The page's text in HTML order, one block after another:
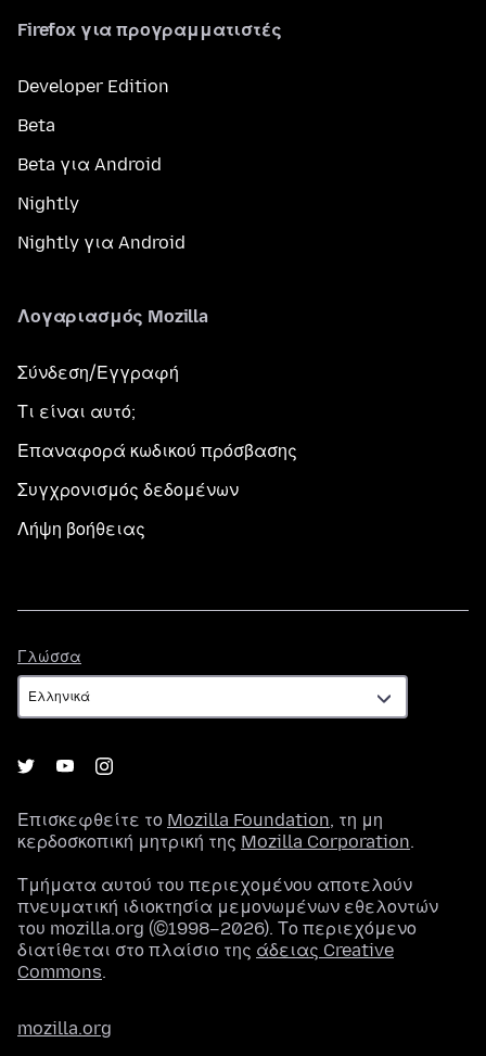
Firefox για προγραμματιστές
Developer Edition
Beta
Beta για Android
Nightly
Nightly για Android
Λογαριασμός Mozilla
Σύνδεση/Εγγραφή
Τι είναι αυτό;
Επαναφορά κωδικού πρόσβασης
Συγχρονισμός δεδομένων
Λήψη βοήθειας
Γλώσσα
Επισκεφθείτε το Mozilla Foundation, τη μη
κερδοσκοπική μητρική της Mozilla Corporation.
Τμήματα αυτού του περιεχομένου αποτελούν
πνευματική ιδιοκτησία μεμονωμένων εθελοντών
του mozilla.org (©1998–2026). Το περιεχόμενο
διατίθεται στο πλαίσιο της άδειας Creative
Commons.
mozilla.org